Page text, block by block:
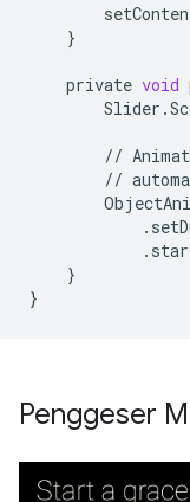
}
private void
Slider .
//
//
.
.
}
}
Penggeser